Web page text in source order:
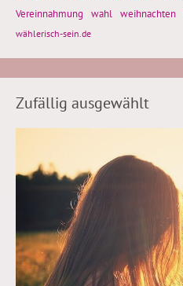
Vereinnahmung wahl weihnachten
wählerisch-sein.de
Zufällig ausgewählt